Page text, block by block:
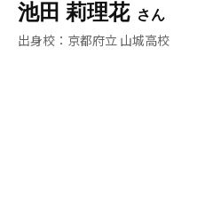
池田 莉理花
京都府立 山城高校